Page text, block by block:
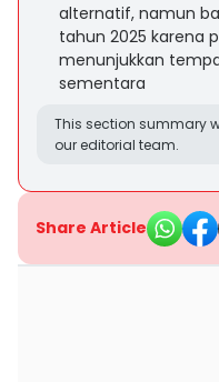
alternatif, namun
tahun 2025 karena
menunjukkan
sementara
This section summary
our editorial team.
Share Article